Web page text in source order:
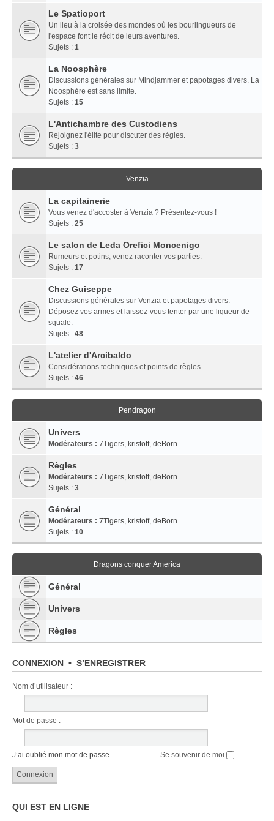
Le Spatioport
Un lieu à la croisée des mondes où les bourlingueurs de
l'espace font le récit de leurs aventures.
Sujets : 1
La Noosphère
Discussions générales sur Mindjammer et papotages divers. La
Noosphère est sans limite.
Sujets : 15
L'Antichambre des Custodiens
Rejoignez l'élite pour discuter des règles.
Sujets : 3
Venzia
La capitainerie
Vous venez d'accoster à Venzia ? Présentez-vous !
Sujets : 25
Le salon de Leda Orefici Moncenigo
Rumeurs et potins, venez raconter vos parties.
Sujets : 17
Chez Guiseppe
Discussions générales sur Venzia et papotages divers.
Déposez vos armes et laissez-vous tenter par une liqueur de
squale.
Sujets : 48
L'atelier d'Arcibaldo
Considérations techniques et points de règles.
Sujets : 46
Pendragon
Univers
Modérateurs : 7Tigers, kristoff, deBorn
Règles
Modérateurs : 7Tigers, kristoff, deBorn
Sujets : 3
Général
Modérateurs : 7Tigers, kristoff, deBorn
Sujets : 10
Dragons conquer America
Général
Univers
Règles
CONNEXION • S’ENREGISTRER
Nom d’utilisateur :
Mot de passe :
J’ai oublié mon mot de passe Se souvenir de moi
QUI EST EN LIGNE